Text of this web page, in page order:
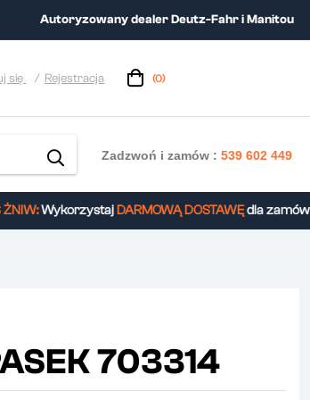
Autoryzowany dealer Deutz-Fahr i Manitou
się Rejestracja (0)
Zadzwoń i zamów :539 602 449
WykorzystajDARMOWĄ DOSTAWĘdla
703314